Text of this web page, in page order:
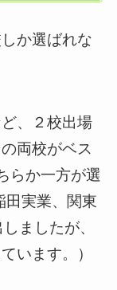
か選ばれな
、２校出場
両校がベス
らか一方が選
田実業、関東
ましたが、
います。）